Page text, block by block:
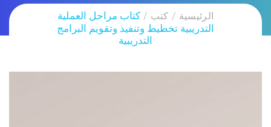
الرئيسية كتب
كتاب مراحل العملية
التدريبية تخطيط وتنفيذ وتقويم البرامج
التدريبية